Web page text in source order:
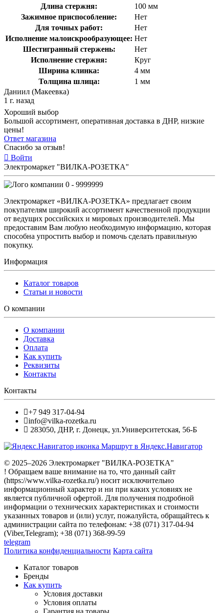
Длина стержня:
100 мм
Зажимное приспособление:
Нет
Для точных работ:
Нет
Исполнение малоискрообразующее: Нет
Шестигранный стержень:
Нет
Исполнение стержня:
Круг
Ширина клинка:
4 мм
Толщина шлица:
1 мм
Даниил (Макеевка)
1 г. назад
Хороший выбор
Большой ассортимент, оперативная доставка в ДНР, низкие
цены!
Ответ магазина
Спасибо за отзыв!
Войти
Электромаркет "ВИЛКА-РОЗЕТКА"
0 - 9999999
Электромаркет «ВИЛКА-РОЗЕТКА» предлагает своим
покупателям широкий ассортимент качественной продукции
от ведущих российских и мировых производителей. Мы
предоставим Вам любую необходимую информацию, которая
способна упростить выбор и помочь сделать правильную
покупку.
Информация
Каталог товаров
Статьи и новости
О компании
О компании
Доставка
Оплата
Как купить
Реквизиты
Контакты
Контакты
+7 949 317-04-94
info@vilka-rozetka.ru
283050, ДНР, г. Донецк, ул.Университетская, 56-Б
Маршрут в Яндекс.Навигатор
© 2025–2026 Электромаркет "ВИЛКА-РОЗЕТКА"
! Обращаем ваше внимание на то, что данный сайт
(https://www.vilka-rozetka.ru/) носит исключительно
информационный характер и ни при каких условиях не
является публичной офертой. Для получения подробной
информации о технических характеристиках и стоимости
указанных товаров и (или) услуг, пожалуйста, обращайтесь к
администрации сайта по телефонам: +38 (071) 317-04-94
(Viber,Telegram); +38 (071) 368-99-59
telegram
Политика конфиденциальности Карта сайта
Каталог товаров
Бренды
Как купить
Условия доставки
Условия оплаты
Гарантия на товары